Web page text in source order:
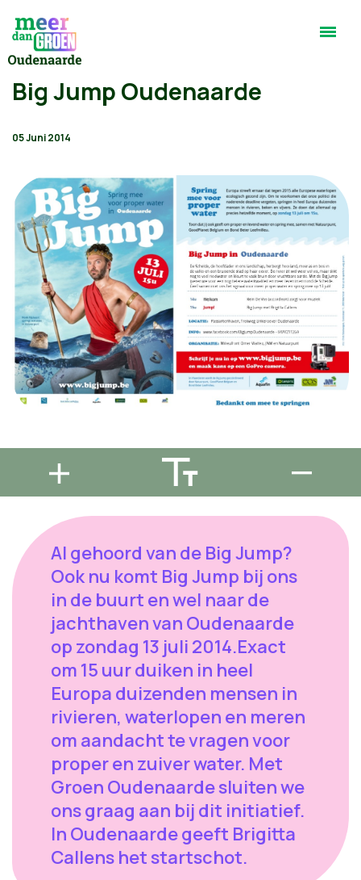
Big Jump Oudenaarde
05 Juni 2014
Al gehoord van de Big Jump?
Ook nu komt Big Jump bij ons
in de buurt en wel naar de
jachthaven van Oudenaarde
op zondag 13 juli 2014.Exact
om 15 uur duiken in heel
Europa duizenden mensen in
rivieren, waterlopen en meren
om aandacht te vragen voor
proper en zuiver water. Met
Groen Oudenaarde sluiten we
ons graag aan bij dit initiatief.
In Oudenaarde geeft Brigitta
Callens het startschot.